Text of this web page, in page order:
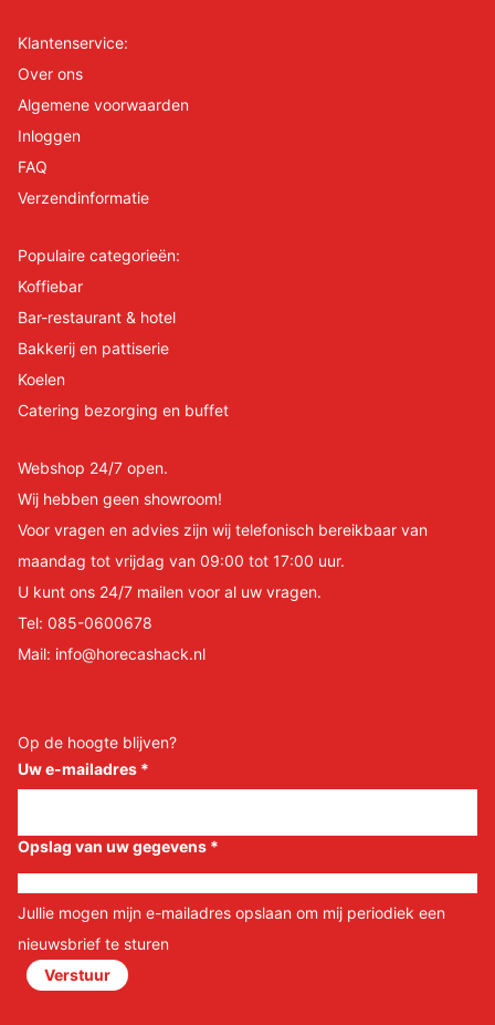
Klantenservice:
Over ons
Algemene voorwaarden
Inloggen
FAQ
Verzendinformatie
Populaire categorieën:
Koffiebar
Bar-restaurant & hotel
Bakkerij en pattiserie
Koelen
Catering bezorging en buffet
Webshop 24/7 open.
Wij hebben geen showroom!
Voor vragen en advies zijn wij telefonisch bereikbaar van
maandag tot vrijdag van 09:00 tot 17:00 uur.
U kunt ons 24/7 mailen voor al uw vragen.
Tel: 085-0600678
Mail: info@horecashack.nl
Op de hoogte blijven?
Uw e-mailadres *
Opslag van uw gegevens *
Jullie mogen mijn e-mailadres opslaan om mij periodiek een
nieuwsbrief te sturen
Verstuur